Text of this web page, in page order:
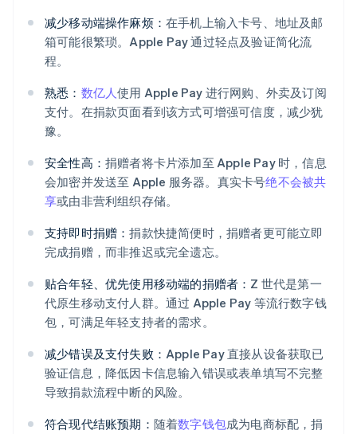
减少移动端操作麻烦： 在手机上输入卡号、地址及邮
箱可能很繁琐。Apple Pay 通过轻点及验证简化流
程。
熟悉： 数亿人使用 Apple Pay 进行网购、外卖及订阅
支付。在捐款页面看到该方式可增强可信度，减少犹
豫。
安全性高： 捐赠者将卡片添加至 Apple Pay 时，信息
会加密并发送至 Apple 服务器。真实卡号绝不会被共
享或由非营利组织存储。
支持即时捐赠：捐款快捷简便时，捐赠者更可能立即
完成捐赠，而非推迟或完全遗忘。
贴合年轻、优先使用移动端的捐赠者： Z 世代是第一
代原生移动支付人群。通过 Apple Pay 等流行数字钱
包，可满足年轻支持者的需求。
减少错误及支付失败： Apple Pay 直接从设备获取已
验证信息，降低因卡信息输入错误或表单填写不完整
导致捐款流程中断的风险。
符合现代结账预期： 随着数字钱包成为电商标配，捐